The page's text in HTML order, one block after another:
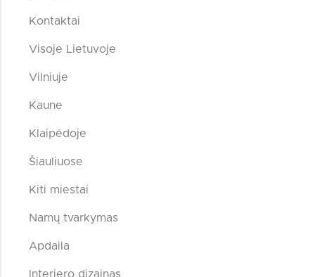
Kontaktai
Visoje Lietuvoje
Vilniuje
Kaune
Klaipėdoje
Šiauliuose
Kiti miestai
Namų tvarkymas
Apdaila
Interjero dizainas